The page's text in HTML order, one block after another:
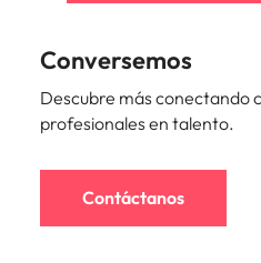
Conversemos
Descubre más conectando
profesionales en talento.
Contáctanos